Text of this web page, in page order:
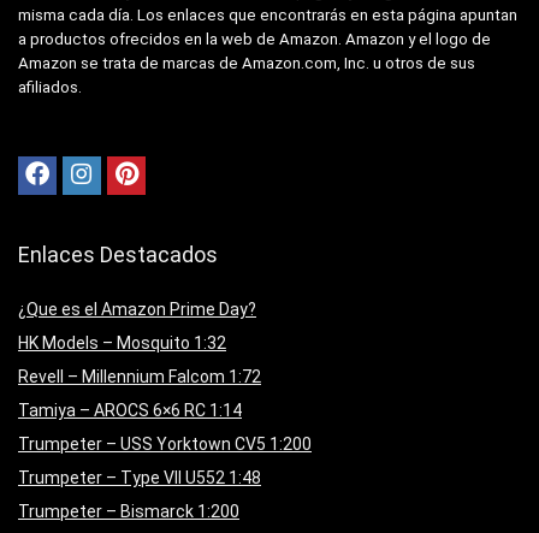
misma cada día. Los enlaces que encontrarás en esta página apuntan
a productos ofrecidos en la web de Amazon. Amazon y el logo de
Amazon se trata de marcas de Amazon.com, Inc. u otros de sus
afiliados.
Enlaces Destacados
¿Que es el Amazon Prime Day?
HK Models – Mosquito 1:32
Revell – Millennium Falcom 1:72
Tamiya – AROCS 6×6 RC 1:14
Trumpeter – USS Yorktown CV5 1:200
Trumpeter – Type VII U552 1:48
Trumpeter – Bismarck 1:200